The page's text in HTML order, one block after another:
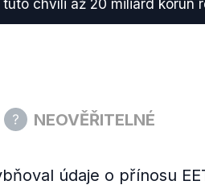
chvíli až 20 miliard korun
NEOVĚŘITELNÉ
údaje o přínosu